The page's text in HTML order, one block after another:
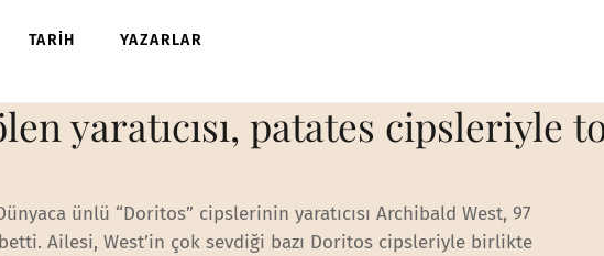
TARİH YAZARLAR
yaratıcısı, patates cipsleriyle
ünlü “Doritos” cipslerinin yaratıcısı Archibald West, 97
Ailesi, West’in çok sevdiği bazı Doritos cipsleriyle birlikte